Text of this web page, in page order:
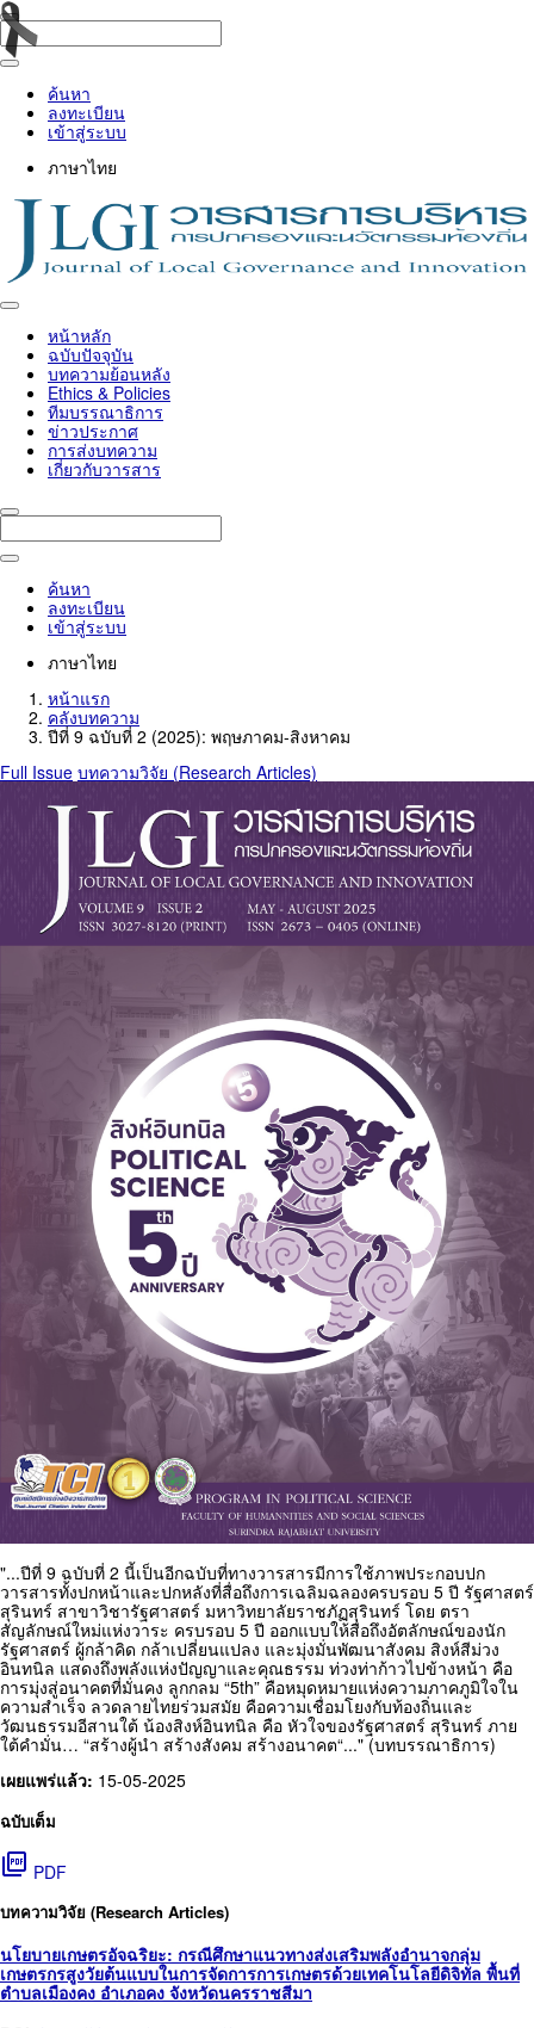
ค้นหา
ลงทะเบียน
เข้าสู่ระบบ
ภาษาไทย
Toggle
navigation
หน้าหลัก
ฉบับปัจจุบัน
บทความย้อนหลัง
Ethics & Policies
ทีมบรรณาธิการ
ข่าวประกาศ
การส่งบทความ
เกี่ยวกับวารสาร
ค้นหา
ลงทะเบียน
เข้าสู่ระบบ
ภาษาไทย
หน้าแรก
คลังบทความ
ปีที่ 9 ฉบับที่ 2 (2025): พฤษภาคม-สิงหาคม
Full Issue บทความวิจัย (Research Articles)
"...ปีที่ 9 ฉบับที่ 2 นี้เป็นอีกฉบับที่ทางวารสารมีการใช้ภาพประกอบปก
วารสารทั้งปกหน้าและปกหลังที่สื่อถึงการเฉลิมฉลองครบรอบ 5 ปี รัฐศาสตร์
สุรินทร์ สาขาวิชารัฐศาสตร์ มหาวิทยาลัยราชภัฏสุรินทร์ โดย ตรา
สัญลักษณ์ใหม่แห่งวาระ ครบรอบ 5 ปี ออกแบบให้สื่อถึงอัตลักษณ์ของนัก
รัฐศาสตร์ ผู้กล้าคิด กล้าเปลี่ยนแปลง และมุ่งมั่นพัฒนาสังคม สิงห์สีม่วง
อินทนิล แสดงถึงพลังแห่งปัญญาและคุณธรรม ท่วงท่าก้าวไปข้างหน้า คือ
การมุ่งสู่อนาคตที่มั่นคง ลูกกลม “5th” คือหมุดหมายแห่งความภาคภูมิใจใน
ความสำเร็จ ลวดลายไทยร่วมสมัย คือความเชื่อมโยงกับท้องถิ่นและ
วัฒนธรรมอีสานใต้ น้องสิงห์อินทนิล คือ หัวใจของรัฐศาสตร์ สุรินทร์ ภาย
ใต้คำมั่น… “สร้างผู้นำ สร้างสังคม สร้างอนาคต“..." (บทบรรณาธิการ)
เผยแพร่แล้ว: 15-05-2025
ฉบับเต็ม
picture_as_pdf PDF
บทความวิจัย (Research Articles)
นโยบายเกษตรอัจฉริยะ: กรณีศึกษาแนวทางส่งเสริมพลังอำนาจกลุ่ม
เกษตรกรสูงวัยต้นแบบในการจัดการการเกษตรด้วยเทคโนโลยีดิจิทัล พื้นที่
ตำบลเมืองคง อำเภอคง จังหวัดนครราชสีมา